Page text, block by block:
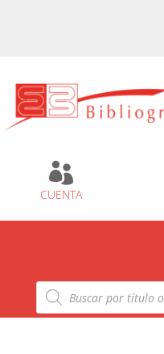

CUENTA
Búsqueda
de
productos